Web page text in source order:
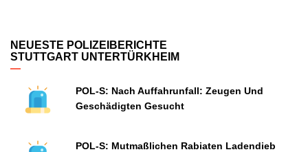
NEUESTE POLIZEIBERICHTE
STUTTGART UNTERTÜRKHEIM
POL-S: Nach Auffahrunfall: Zeugen Und
Geschädigten Gesucht
POL-S: Mutmaßlichen Rabiaten Ladendieb